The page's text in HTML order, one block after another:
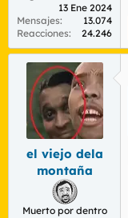
13 Ene 2024
Mensajes
13.074
Reacciones
24.246
el viejo dela
montaña
Muerto por dentro